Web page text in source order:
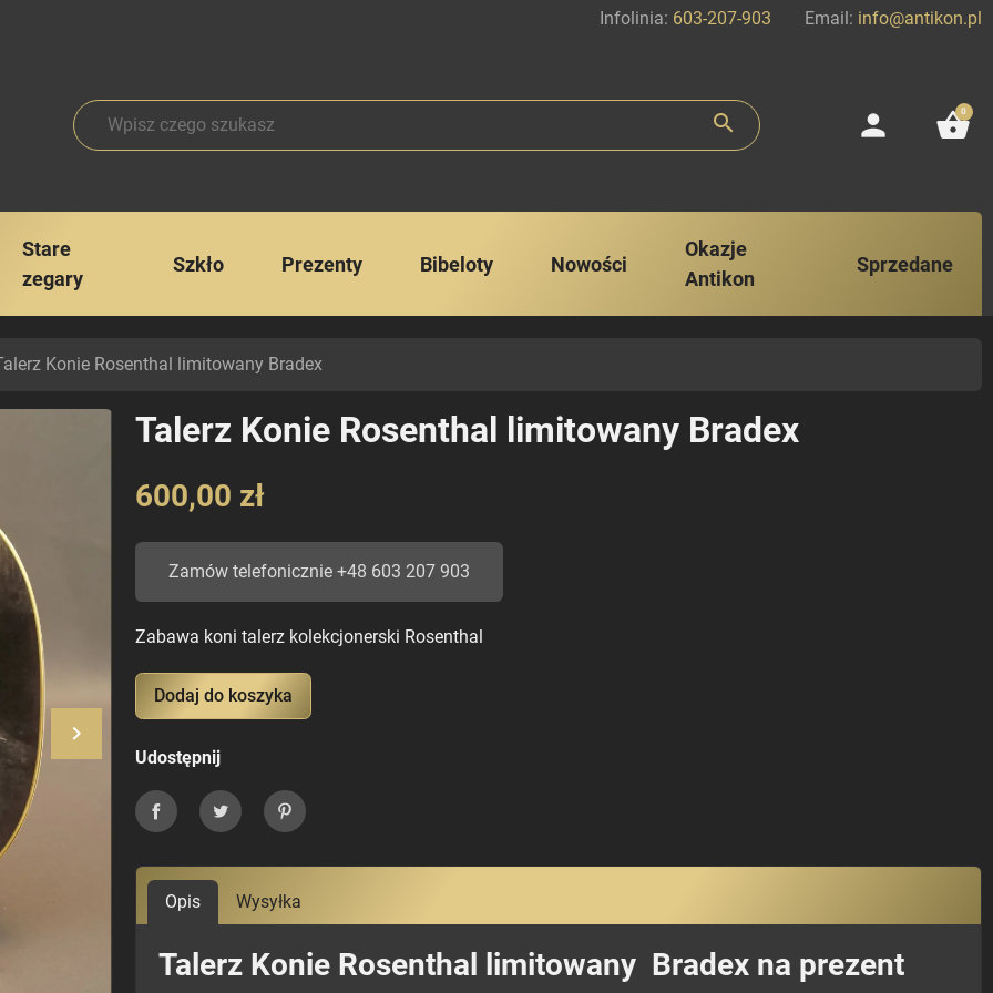
Infolinia: 603-207-903 Email: info@antikon.pl
search person shopping_basket
0
Stare
zegary
Szkło Prezenty Bibeloty Nowości
Okazje
Antikon
Sprzedane
Konie Rosenthal limitowany Bradex
Następny
keyboard_arrow_right
Talerz Konie Rosenthal limitowany Bradex
600,00 zł
Zamów telefonicznie +48 603 207 903
Zabawa koni talerz kolekcjonerski Rosenthal
Dodaj do koszyka
Udostępnij
UdostępnijTweetujPinterest
Opis Wysyłka
Talerz Konie Rosenthal limitowany Bradex na prezent